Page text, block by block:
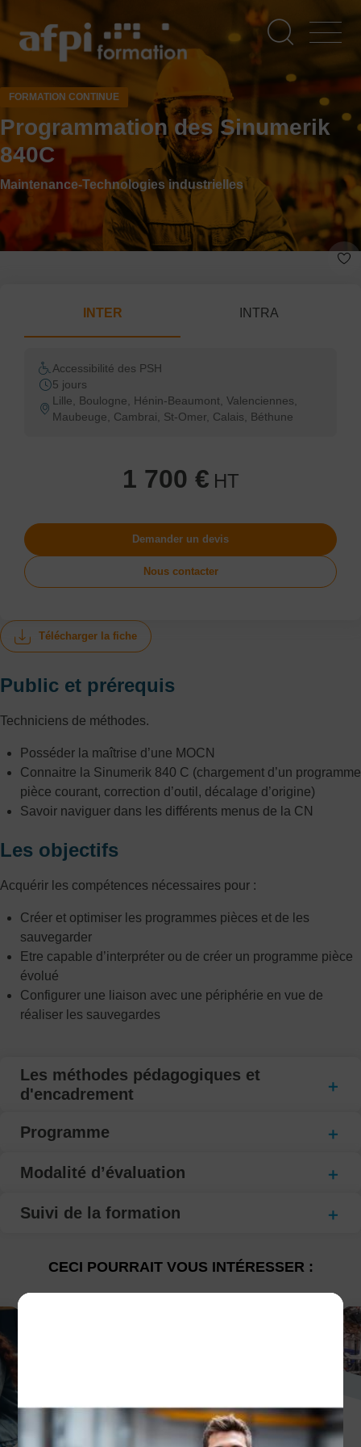
contenu
principal
FORMATION CONTINUE
Programmation des Sinumerik
840C
Maintenance-Technologies industrielles
Télécharger la fiche
Public et prérequis
Techniciens de méthodes.
Posséder la maîtrise d’une MOCN
Connaitre la Sinumerik 840 C (chargement d’un programme
pièce courant, correction d’outil, décalage d’origine)
Savoir naviguer dans les différents menus de la CN
Les objectifs
Acquérir les compétences nécessaires pour :
Créer et optimiser les programmes pièces et de les
sauvegarder
Etre capable d’interpréter ou de créer un programme pièce
évolué
Configurer une liaison avec une périphérie en vue de
réaliser les sauvegardes
Les méthodes pédagogiques et
d'encadrement
Programme
Modalité d’évaluation
Suivi de la formation
INTER INTRA
Accessibilité des PSH
5 jours
Lille, Boulogne, Hénin-Beaumont, Valenciennes,
Maubeuge, Cambrai, St-Omer, Calais, Béthune
1 700 € HT
Demander un devis
Nous contacter
CECI POURRAIT VOUS INTÉRESSER :